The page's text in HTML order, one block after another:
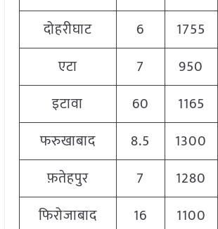
दोहरीघाट
6 1755
एटा
7 950
इटावा
60 1165
फरुखाबाद
8.5 1300
फ़तेहपुर
7 1280
फिरोजाबाद
16 1100